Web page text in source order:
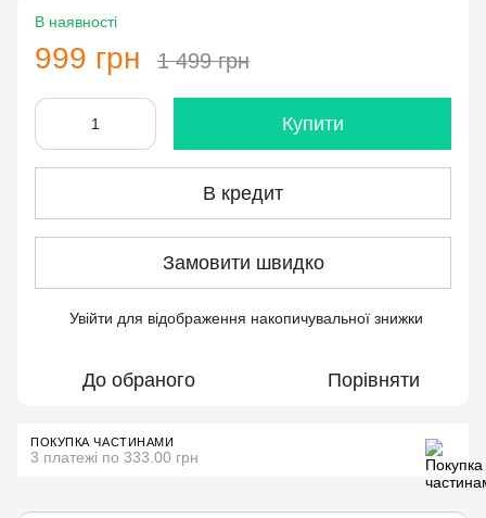
В наявності
999 грн 1 499 грн
Купити
В кредит
Замовити швидко
Увійти для відображення накопичувальної знижки
До обраного Порівняти
ПОКУПКА ЧАСТИНАМИ
3 платежі по 333.00 грн